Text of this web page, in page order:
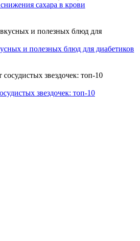
сахара в крови
и полезных блюд для диабетиков
звездочек: топ-10